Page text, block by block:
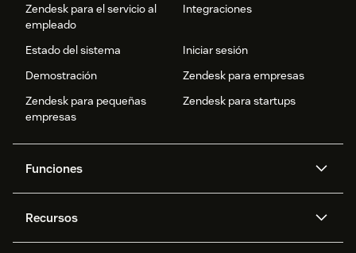
Zendesk para el servicio al
empleado
Integraciones
Estado del sistema
Iniciar sesión
Demostración
Zendesk para empresas
Zendesk para pequeñas
empresas
Zendesk para startups
Funciones
IA de Zendesk
Recursos